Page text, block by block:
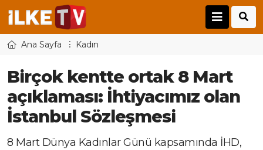
Ana Sayfa Kadın
Birçok kentte ortak 8 Mart
açıklaması: İhtiyacımız olan
İstanbul Sözleşmesi
8 Mart Dünya Kadınlar Günü kapsamında İHD,